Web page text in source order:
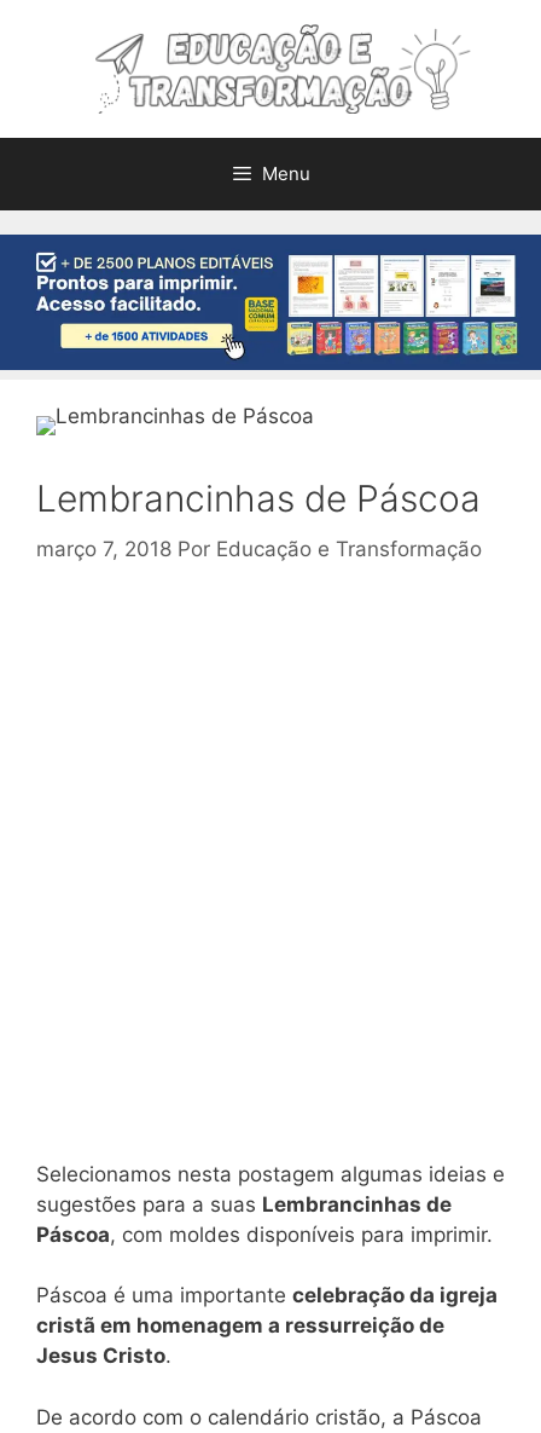
Menu
Lembrancinhas de Páscoa
março 7, 2018 Por Educação e Transformação
Selecionamos nesta postagem algumas ideias e
sugestões para a suas Lembrancinhas de
Páscoa, com moldes disponíveis para imprimir.
Páscoa é uma importante celebração da igreja
cristã em homenagem a ressurreição de
Jesus Cristo.
De acordo com o calendário cristão, a Páscoa